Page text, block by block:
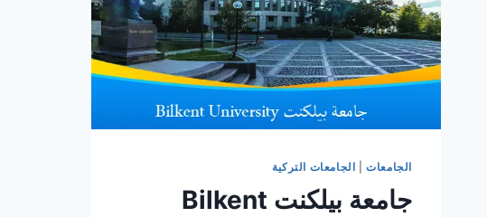
الجامعات| الجامعات التركية
جامعة بيلكنت Bilkent